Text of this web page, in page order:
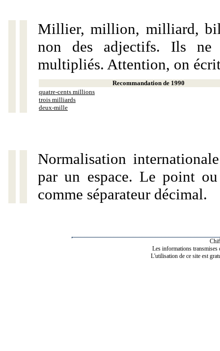
Millier, million, milliard,
non des adjectifs. Ils ne
multipliés. Attention, on
Recommandation de 1990
quatre-cents millions
trois milliards
deux-mille
Normalisation
par un espace. Le point
comme séparateur décimal.
Les informations transmises
L'utilisation de ce site est